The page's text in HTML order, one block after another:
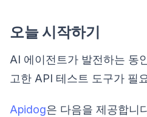
오늘 시작하기
AI 에이전트가 발전하는 동
고한 API 테스트 도구가 필
Apidog은 다음을 제공합니